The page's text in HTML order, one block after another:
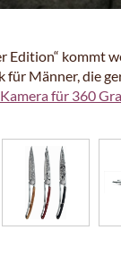
Edition“ kommt
für Männer, die
für 360